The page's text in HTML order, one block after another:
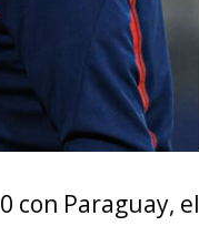
con Paraguay, el